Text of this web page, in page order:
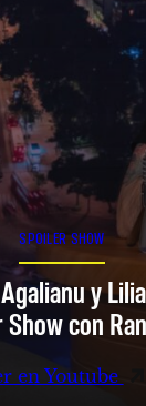
SPOILER SHOW
y
con
en Youtube